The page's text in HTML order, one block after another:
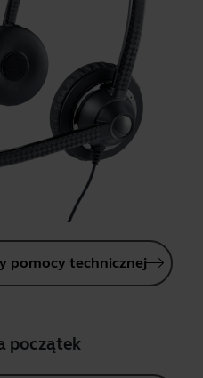
pomocy technicznej
początek